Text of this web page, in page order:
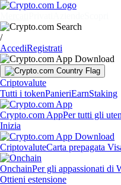
/
AccediRegistrati
Criptovalute
Tutti i tokenPanieriEarnStaking
Crypto.com AppPer tutti gli
Inizia
CriptovaluteCarta prepagata
OnchainPer gli appassionati di
Ottieni estensione